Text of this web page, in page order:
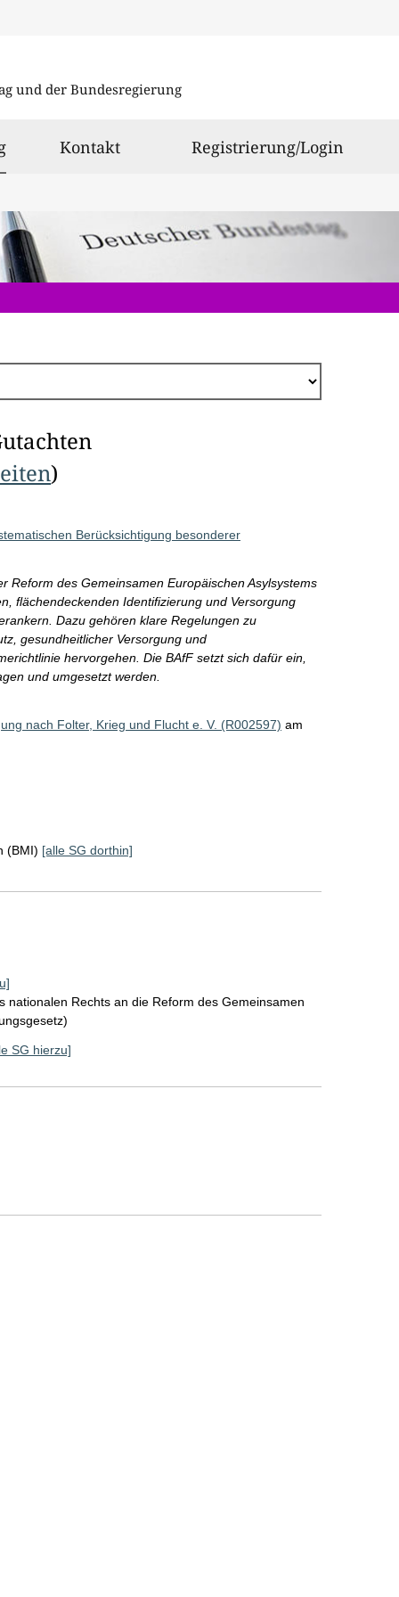
und der Bundesregierung
ausgewählt
Kontakt Registrierung/Login
)
Berücksichtigung besonderer
Reform des Gemeinsamen Europäischen Asylsystems
flächendeckenden Identifizierung und Versorgung
Dazu gehören klare Regelungen zu
gesundheitlicher Versorgung und
hervorgehen. Die BAfF setzt sich dafür ein,
und umgesetzt werden.
nach Folter, Krieg und Flucht e. V. (R002597) am
(BMI) [alle SG dorthin]
nationalen Rechts an die Reform des Gemeinsamen
SG hierzu]